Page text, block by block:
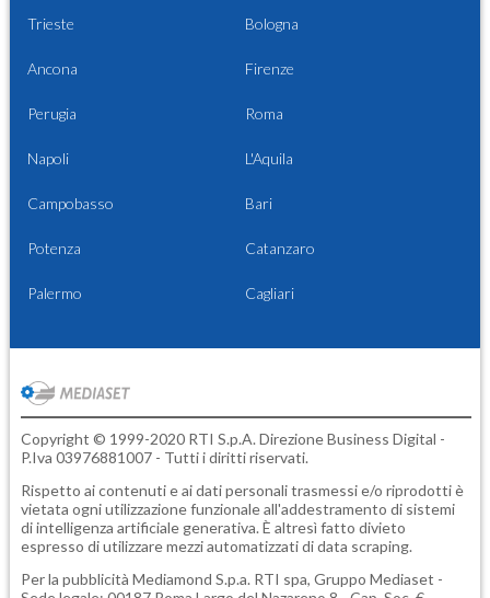
Trieste Bologna
Ancona Firenze
Perugia Roma
Napoli L'Aquila
Campobasso Bari
Potenza Catanzaro
Palermo Cagliari
Copyright © 1999-2020 RTI S.p.A. Direzione Business Digital -
P.Iva 03976881007 - Tutti i diritti riservati.
Rispetto ai contenuti e ai dati personali trasmessi e/o riprodotti è
vietata ogni utilizzazione funzionale all'addestramento di sistemi
di intelligenza artificiale generativa. È altresì fatto divieto
espresso di utilizzare mezzi automatizzati di data scraping.
Per la pubblicità Mediamond S.p.a. RTI spa, Gruppo Mediaset -